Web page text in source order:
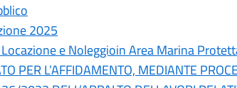
2025
e Noleggioin Area Marina
PER L’AFFIDAMENTO, MEDIANTE